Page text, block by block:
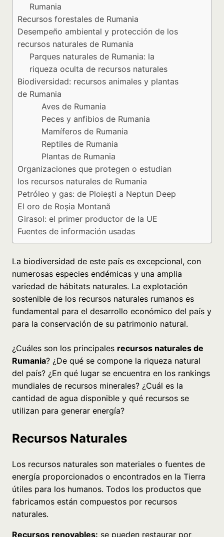
Rumania
Recursos forestales de Rumania
Desempeño ambiental y protección de los
recursos naturales de Rumania
Parques naturales de Rumania: la
riqueza oculta de recursos naturales
Biodiversidad: recursos animales y plantas
de Rumania
Aves de Rumania
Peces y anfibios de Rumania
Mamíferos de Rumania
Reptiles de Rumania
Plantas de Rumania
Organizaciones que protegen o estudian
los recursos naturales de Rumania
Petróleo y gas: de Ploiești a Neptun Deep
El oro de Roșia Montană
Girasol: el primer productor de la UE
Fuentes de información usadas
La biodiversidad de este país es excepcional, con
numerosas especies endémicas y una amplia
variedad de hábitats naturales. La explotación
sostenible de los recursos naturales rumanos es
fundamental para el desarrollo económico del país y
para la conservación de su patrimonio natural.
¿Cuáles son los principales recursos naturales de
Rumania? ¿De qué se compone la riqueza natural
del país? ¿En qué lugar se encuentra en los rankings
mundiales de recursos minerales? ¿Cuál es la
cantidad de agua disponible y qué recursos se
utilizan para generar energía?
Recursos Naturales
Los recursos naturales son materiales o fuentes de
energía proporcionados o encontrados en la Tierra
útiles para los humanos. Todos los productos que
fabricamos están compuestos por recursos
naturales.
Recursos renovables: se pueden restaurar por